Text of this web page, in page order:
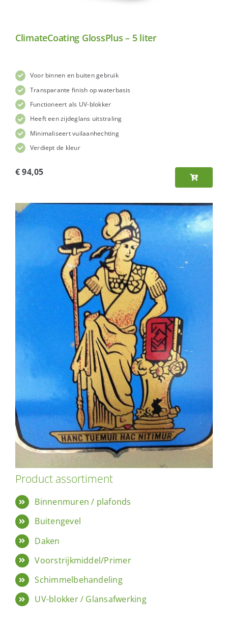
ClimateCoating GlossPlus – 5 liter
Voor binnen en buiten gebruik
Transparante finish op waterbasis
Functioneert als UV-blokker
Heeft een zijdeglans uitstraling
Minimaliseert vuilaanhechting
Verdiept de kleur
€94,05
Product assortiment
Binnenmuren / plafonds
Buitengevel
Daken
Voorstrijkmiddel/Primer
Schimmelbehandeling
UV-blokker / Glansafwerking